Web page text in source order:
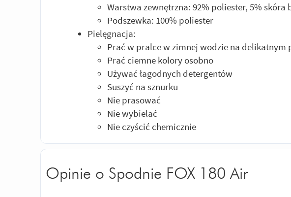
Warstwa zewnętrzna: 92% poliester, 5% skóra
Podszewka: 100% poliester
Pielęgnacja:
Prać w pralce w zimnej wodzie na delikatnym
Prać ciemne kolory osobno
Używać łagodnych detergentów
Suszyć na sznurku
Nie prasować
Nie wybielać
Nie czyścić chemicznie
Opinie o Spodnie FOX 180 Air